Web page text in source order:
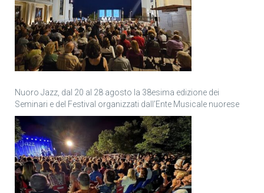
Nuoro Jazz, dal 20 al 28 agosto la 38esima edizione dei
Seminari e del Festival organizzati dall’Ente Musicale nuorese